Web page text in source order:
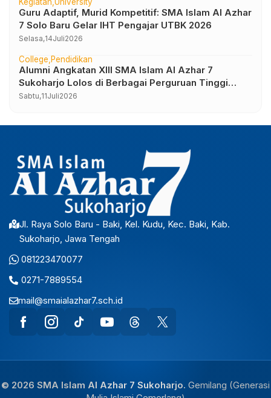
Guru Adaptif, Murid Kompetitif: SMA Islam Al Azhar
7 Solo Baru Gelar IHT Pengajar UTBK 2026
Selasa,14Juli2026
College Pendidikan
Alumni Angkatan XIII SMA Islam Al Azhar 7
Sukoharjo Lolos di Berbagai Perguruan Tinggi
Negeri dan Luar Negeri
Sabtu,11Juli2026
Jl. Raya Solo Baru - Baki, Kel. Kudu, Kec. Baki, Kab.
Sukoharjo, Jawa Tengah
081223470077
0271-7889554
mail@smaialazhar7.sch.id
© 2026 SMA Islam Al Azhar 7 Sukoharjo. Gemilang (Generasi